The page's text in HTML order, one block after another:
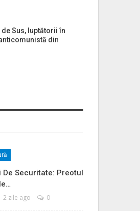
de Sus, luptătorii în
din
Securitate: Preotul
2 zile ago 0